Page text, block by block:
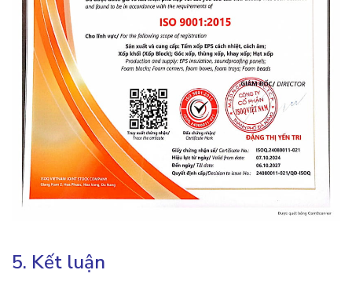
5. Kết luận